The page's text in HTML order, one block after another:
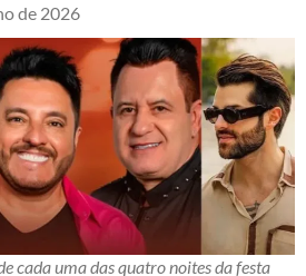
de 2026
cada uma das quatro noites da festa